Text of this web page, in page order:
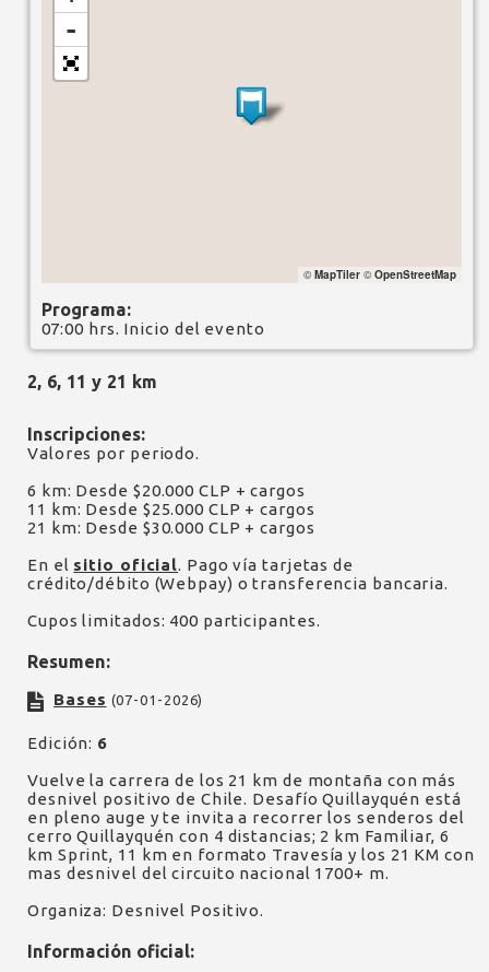
-
© MapTiler© OpenStreetMap
Programa:
07:00 hrs. Inicio del evento
2, 6, 11 y 21 km
Inscripciones:
Valores por periodo.
6 km: Desde $20.000 CLP + cargos
11 km: Desde $25.000 CLP + cargos
21 km: Desde $30.000 CLP + cargos
En el sitio oficial. Pago vía tarjetas de
crédito/débito (Webpay) o transferencia bancaria.
Cupos limitados: 400 participantes.
Resumen:
Bases (07-01-2026)
Edición: 6
Vuelve la carrera de los 21 km de montaña con más
desnivel positivo de Chile. Desafío Quillayquén está
en pleno auge y te invita a recorrer los senderos del
cerro Quillayquén con 4 distancias; 2 km Familiar, 6
km Sprint, 11 km en formato Travesía y los 21 KM con
mas desnivel del circuito nacional 1700+ m.
Organiza: Desnivel Positivo.
Información oficial: